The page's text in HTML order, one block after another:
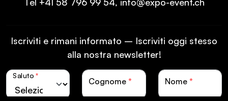
Iscriviti e rimani informato – Iscriviti oggi stesso
alla nostra newsletter!
Saluto *
Cognome * Nome *